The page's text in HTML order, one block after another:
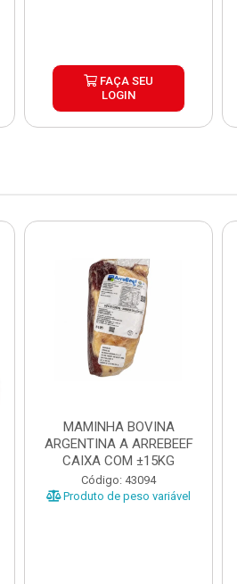
FAÇA SEU
LOGIN
MAMINHA BOVINA
ARGENTINA A ARREBEEF
CAIXA COM ±15KG
Código: 43094
Produto de peso variável